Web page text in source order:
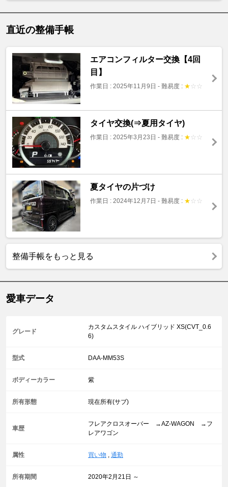
直近の整備手帳
エアコンフィルター交換【4回
目】
作業日 : 2025年11月9日 - 難易度 : ★ ☆ ☆
タイヤ交換(⇒夏用タイヤ)
作業日 : 2025年3月23日 - 難易度 : ★ ☆ ☆
夏タイヤの片づけ
作業日 : 2024年12月7日 - 難易度 : ★ ☆ ☆
整備手帳をもっと見る
愛車データ
グレード
カスタムスタイル ハイブリッド XS(CVT_0.6
6)
型式 DAA-MM53S
ボディーカラー 紫
所有形態 現在所有(サブ)
車歴
フレアクロスオーバー →AZ-WAGON →フ
レアワゴン
属性 買い物 , 通勤
所有期間 2020年2月21日 ～